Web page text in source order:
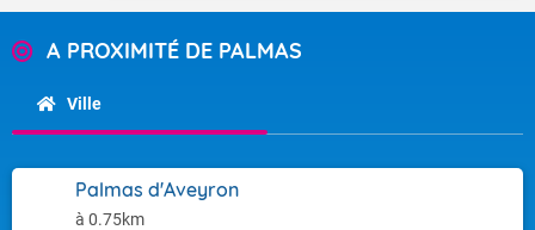
A PROXIMITÉ DE PALMAS
Ville
Palmas d'Aveyron
à 0.75km